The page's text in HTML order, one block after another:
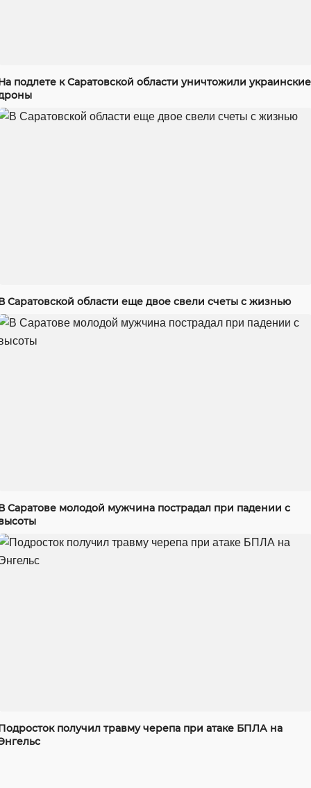
подлете к Саратовской области уничтожили украинские
Саратовской области еще двое свели счеты с жизнью
Саратове молодой мужчина пострадал при падении с
получил травму черепа при атаке БПЛА на